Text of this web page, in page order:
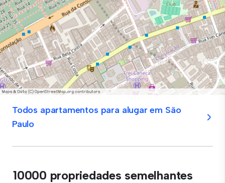
Todos apartamentos para alugar em São
Paulo
10000 propriedades semelhantes